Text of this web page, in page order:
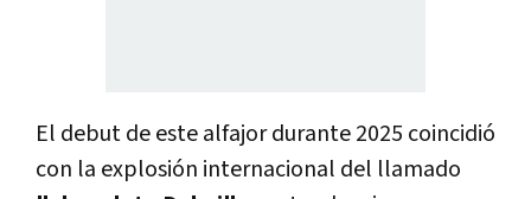
El debut de este alfajor durante 2025 coincidió
con la explosión internacional del llamado